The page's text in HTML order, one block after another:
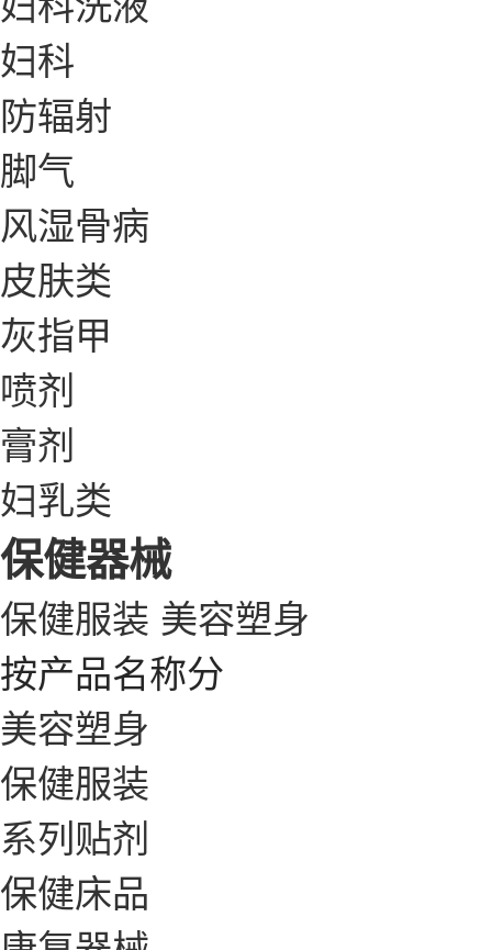
妇科
防辐射
脚气
风湿骨病
皮肤类
灰指甲
喷剂
膏剂
妇乳类
保健器械
保健服装 美容塑身
按产品名称分
美容塑身
保健服装
系列贴剂
保健床品